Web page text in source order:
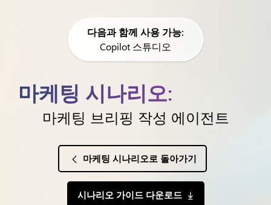
다음과 함께 사용 가능:
Copilot 스튜디오
마케팅 시나리오:
마케팅 브리핑 작성 에이전트
마케팅 시나리오로 돌아가기
시나리오 가이드 다운로드